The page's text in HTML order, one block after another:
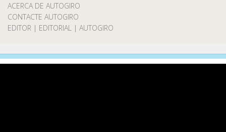
ACERCA DE AUTOGIRO
CONTACTE AUTOGIRO
EDITOR | EDITORIAL | AUTOGIRO